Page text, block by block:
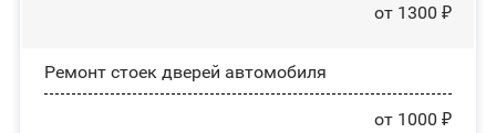
от 1300 ₽
Ремонт стоек дверей автомобиля
от 1000 ₽